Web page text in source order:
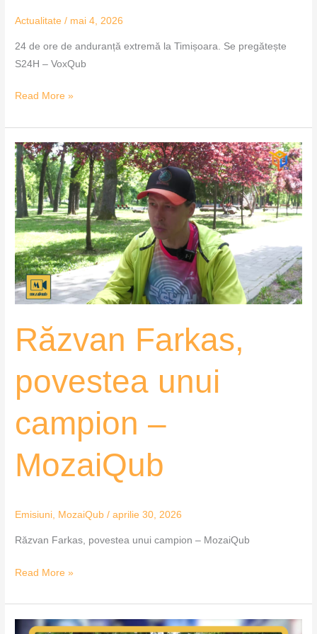
Actualitate / mai 4, 2026
24 de ore de anduranță extremă la Timișoara. Se pregătește
S24H – VoxQub
Read More »
Răzvan Farkas,
povestea unui
campion –
MozaiQub
Emisiuni, MozaiQub /aprilie 30, 2026
Răzvan Farkas, povestea unui campion – MozaiQub
Răzvan
Farkas,
povestea
unui
campion
–
MozaiQub
Read More »